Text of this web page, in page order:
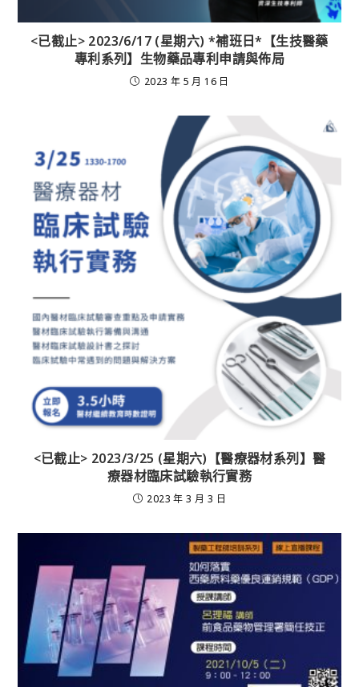
<已截止> 2023/6/17 (星期六) *補班日*【生技醫藥
專利系列】生物藥品專利申請與佈局
2023 年 5 月 16 日
<已截止> 2023/3/25 (星期六)【醫療器材系列】醫
療器材臨床試驗執行實務
2023 年 3 月 3 日